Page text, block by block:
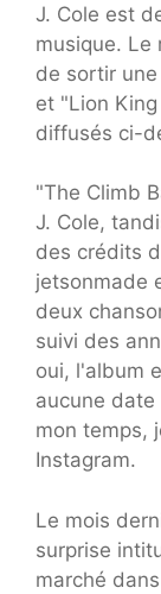
J. Cole est
musique. Le
de sortir
et "Lion
diffusés ci-
"The Climb
J. Cole,
des crédits
jetsonmade
deux
suivi des
oui, l'album
aucune
mon temps,
Instagram.
Le mois
surprise
marché